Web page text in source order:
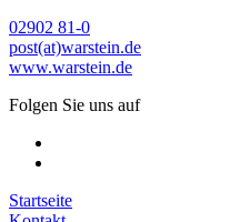
02902 81-0
post(at)warstein.de
www.warstein.de
Folgen Sie uns auf
Startseite